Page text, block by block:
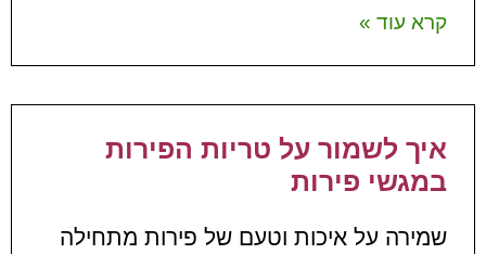
קרא עוד »
איך לשמור על טריות הפירות
במגשי פירות
שמירה על איכות וטעם של פירות מתחילה